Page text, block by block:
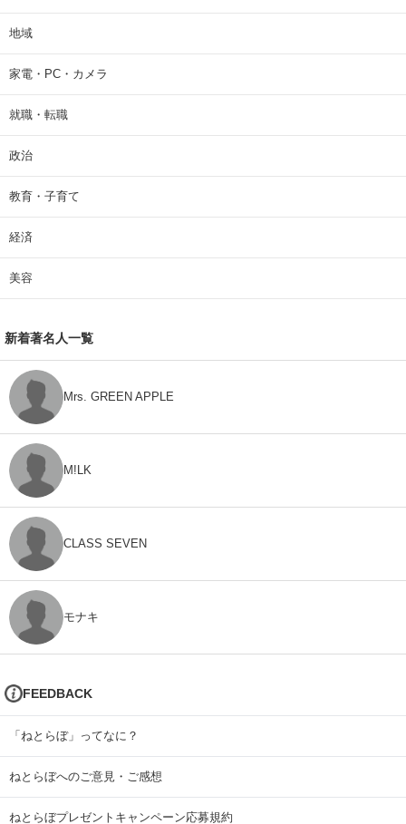
地域
家電・PC・カメラ
就職・転職
政治
教育・子育て
経済
美容
新着著名人一覧
Mrs. GREEN APPLE
M!LK
CLASS SEVEN
モナキ
FEEDBACK
「ねとらぼ」ってなに？
ねとらぼへのご意見・ご感想
ねとらぼプレゼントキャンペーン応募規約